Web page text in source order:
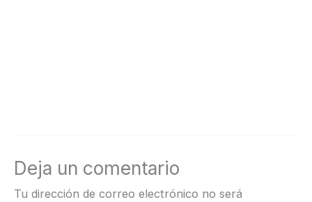
Deja un comentario
Tu dirección de correo electrónico no será